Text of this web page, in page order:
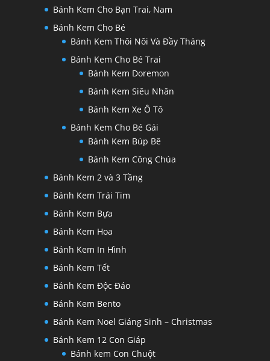
Bánh Kem Cho Bạn Trai, Nam
Bánh Kem Cho Bé
Bánh Kem Thôi Nôi Và Đầy Tháng
Bánh Kem Cho Bé Trai
Bánh Kem Doremon
Bánh Kem Siêu Nhân
Bánh Kem Xe Ô Tô
Bánh Kem Cho Bé Gái
Bánh Kem Búp Bê
Bánh Kem Công Chúa
Bánh Kem 2 và 3 Tầng
Bánh Kem Trái Tim
Bánh Kem Bựa
Bánh Kem Hoa
Bánh Kem In Hình
Bánh Kem Tết
Bánh Kem Độc Đáo
Bánh Kem Bento
Bánh Kem Noel Giáng Sinh – Christmas
Bánh Kem 12 Con Giáp
Bánh kem Con Chuột